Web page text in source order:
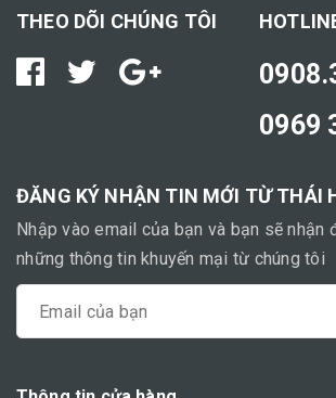
THEO DÕI CHÚNG TÔI
0969
ĐĂNG KÝ NHẬN TIN MỚI TỪ THÁI
Nhập vào email của bạn và bạn sẽ nhận
những thông tin khuyến mại từ chúng tôi